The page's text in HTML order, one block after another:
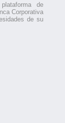
de
Corporativa
de su